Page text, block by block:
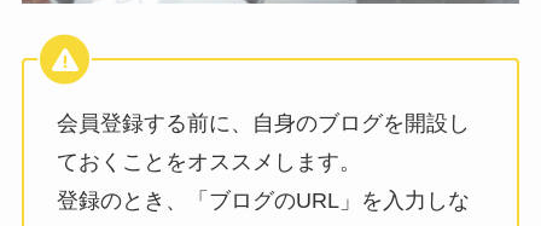
会員登録する前に、自身のブログを開設し
ておくことをオススメします。
登録のとき、「ブログのURL」を入力しな